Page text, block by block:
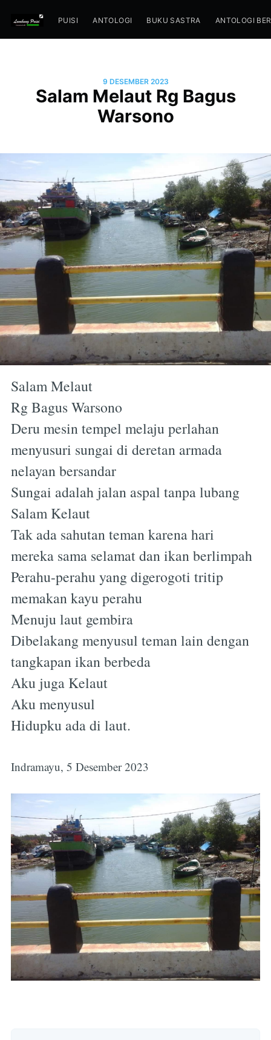
PUISI ANTOLOGI BUKU SASTRA ANTOLOGI
9 DESEMBER 2023
Salam Melaut Rg Bagus
Warsono
Salam Melaut
Rg Bagus Warsono
Deru mesin tempel melaju perlahan
menyusuri sungai di deretan armada
nelayan bersandar
Sungai adalah jalan aspal tanpa lubang
Salam Kelaut
Tak ada sahutan teman karena hari
mereka sama selamat dan ikan berlimpah
Perahu-perahu yang digerogoti tritip
memakan kayu perahu
Menuju laut gembira
Dibelakang menyusul teman lain dengan
tangkapan ikan berbeda
Aku juga Kelaut
Aku menyusul
Hidupku ada di laut.
Indramayu, 5 Desember 2023